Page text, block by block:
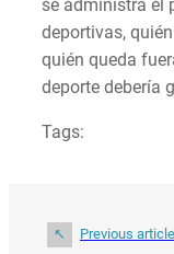
se administra el
deportivas,
quién queda
deporte debería
Tags:
Previous article